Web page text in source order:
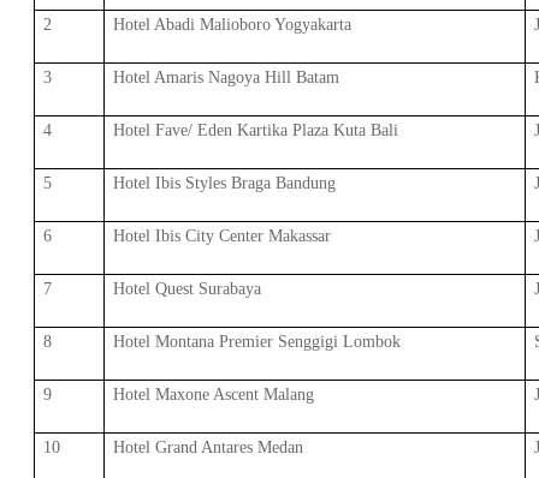
2 Hotel Abadi Malioboro Yogyakarta
3 Hotel Amaris Nagoya Hill Batam
4 Hotel Fave/ Eden Kartika Plaza Kuta Bali
5 Hotel Ibis Styles Braga Bandung
6 Hotel Ibis City Center Makassar
7 Hotel Quest Surabaya
8 Hotel Montana Premier Senggigi Lombok
9 Hotel Maxone Ascent Malang
10 Hotel Grand Antares Medan